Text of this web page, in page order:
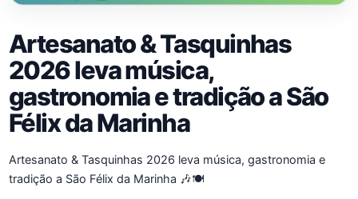
Artesanato & Tasquinhas
2026 leva música,
gastronomia e tradição a São
Félix da Marinha
Artesanato & Tasquinhas 2026 leva música, gastronomia e
tradição a São Félix da Marinha 🎶🍽️